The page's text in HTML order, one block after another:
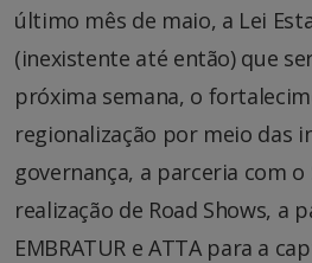
último mês de maio, a Lei
(inexistente até então) que
próxima semana, o
regionalização por meio das
governança, a parceria com o
realização de Road Shows, a
EMBRATUR e ATTA para a